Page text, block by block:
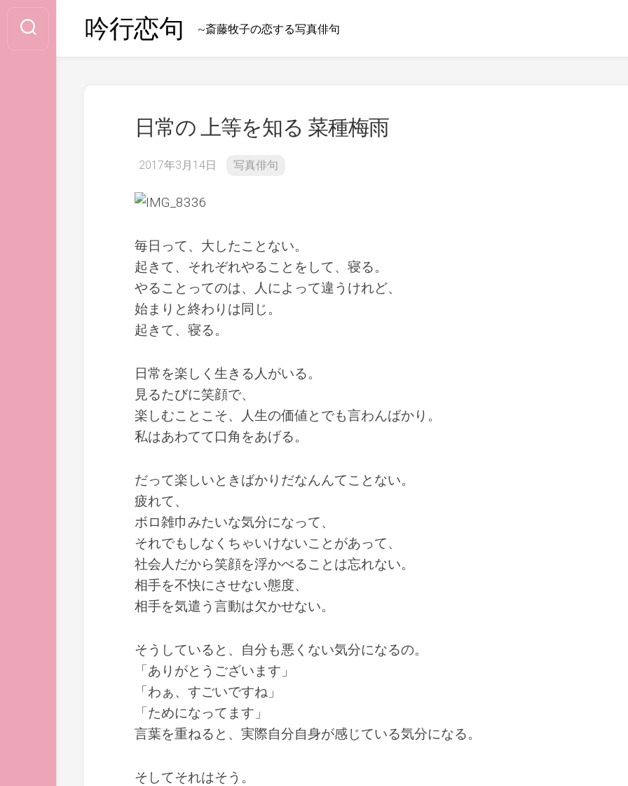
content
吟行恋句 ~斎藤牧子の恋する写真俳句
日常の 上等を知る 菜種梅雨
2017年3月14日 写真俳句
毎日って、大したことない。
起きて、それぞれやることをして、寝る。
やることってのは、人によって違うけれど、
始まりと終わりは同じ。
起きて、寝る。
日常を楽しく生きる人がいる。
見るたびに笑顔で、
楽しむことこそ、人生の価値とでも言わんばかり。
私はあわてて口角をあげる。
だって楽しいときばかりだなんんてことない。
疲れて、
ボロ雑巾みたいな気分になって、
それでもしなくちゃいけないことがあって、
社会人だから笑顔を浮かべることは忘れない。
相手を不快にさせない態度、
相手を気遣う言動は欠かせない。
そうしていると、自分も悪くない気分になるの。
「ありがとうございます」
「わぁ、すごいですね」
「ためになってます」
言葉を重ねると、実際自分自身が感じている気分になる。
そしてそれはそう。